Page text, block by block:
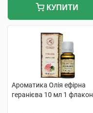
КУПИТИ
Ароматика Олія ефірна
геранієва 10 мл 1 флакон